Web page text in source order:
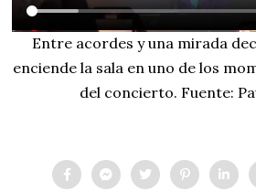
Entre acordes y una mirada
enciende la sala en uno de los
del concierto. Fuente: